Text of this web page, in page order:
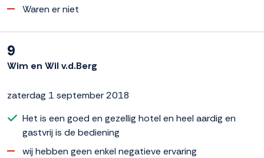
Waren er niet
9
Wim en Wil v.d.Berg
zaterdag 1 september 2018
Het is een goed en gezellig hotel en heel aardig en
gastvrij is de bediening
wij hebben geen enkel negatieve ervaring